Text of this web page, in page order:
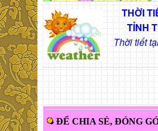
THỜI
TỈNH
Thời tiết
ĐỂ CHIA SẺ, ĐÓNG